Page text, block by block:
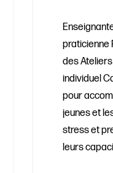
praticienne
des
individuel
pour
jeunes et
stress et
leurs